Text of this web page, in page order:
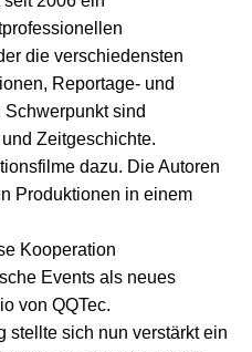
die verschiedensten
Reportage- und
Schwerpunkt sind
Zeitgeschichte.
dazu. Die Autoren
Produktionen in einem
Kooperation
Events als neues
von QQTec.
stellte sich nun verstärkt ein